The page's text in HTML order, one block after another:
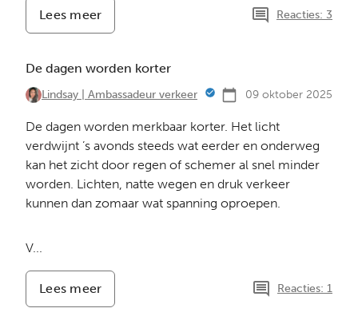
Lees meer
Gevallen
de
Reacties: 3
De dagen worden korter
Lindsay | Ambassadeur verkeer 09 oktober 2025
De dagen worden merkbaar korter. Het licht
verdwijnt ’s avonds steeds wat eerder en onderweg
kan het zicht door regen of schemer al snel minder
worden. Lichten, natte wegen en druk verkeer
kunnen dan zomaar wat spanning oproepen.
V...
Lees meer
De
Reacties: 1